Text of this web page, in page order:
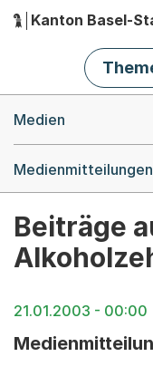
Hauptnavigation
Kanton Basel-
Medien
Medienmitteilungen
Beiträge
21.01.2003 - 00:00